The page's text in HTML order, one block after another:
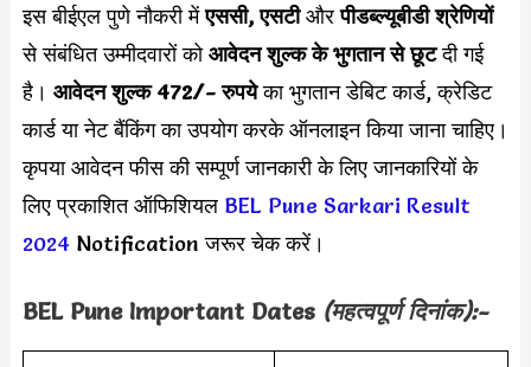
इस बीईएल पुणे नौकरी मेंएससी, एसटीऔरपीडब्ल्यूबीडी श्रेणियों
से संबंधित उम्मीदवारों कोआवेदन शुल्क के भुगतान से छूटदी गई
है। आवेदन शुल्क 472/- रुपयेका भुगतान डेबिट कार्ड, क्रेडिट
कार्ड या नेट बैंकिंग का उपयोग करके ऑनलाइन किया जाना चाहिए।
कृपया आवेदन फीस की सम्पूर्ण जानकारी के लिए जानकारियों के
लिए प्रकाशित ऑफिशियल BEL Pune Sarkari Result
2024 Notification जरूर चेक करें।
BEL Pune Important Dates (महत्वपूर्ण दिनांक):-